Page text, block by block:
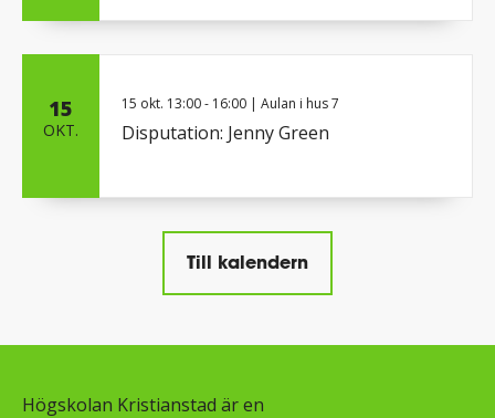
15
OKT.
15 okt. 13:00- 16:00 | Aulan i hus 7
Disputation: Jenny Green
Till kalendern
Högskolan Kristianstad är en